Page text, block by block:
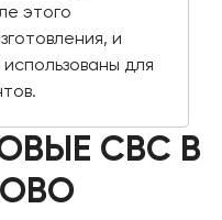
этого
и
для
СВС В